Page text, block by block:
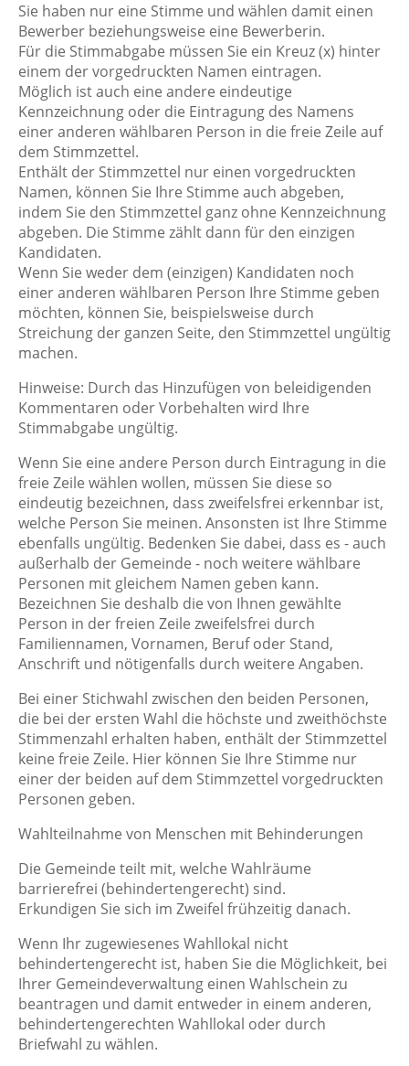
Sie haben nur eine Stimme und wählen damit einen
Bewerber beziehungsweise eine Bewerberin.
Für die Stimmabgabe müssen Sie ein Kreuz (x) hinter
einem der vorgedruckten Namen eintragen.
Möglich ist auch eine andere eindeutige
Kennzeichnung oder die Eintragung des Namens
einer anderen wählbaren Person in die freie Zeile auf
dem Stimmzettel.
Enthält der Stimmzettel nur einen vorgedruckten
Namen, können Sie Ihre Stimme auch abgeben,
indem Sie den Stimmzettel ganz ohne Kennzeichnung
abgeben. Die Stimme zählt dann für den einzigen
Kandidaten.
Wenn Sie weder dem (einzigen) Kandidaten noch
einer anderen wählbaren Person Ihre Stimme geben
möchten, können Sie, beispielsweise durch
Streichung der ganzen Seite, den Stimmzettel ungültig
machen.
Hinweise: Durch das Hinzufügen von beleidigenden
Kommentaren oder Vorbehalten wird Ihre
Stimmabgabe ungültig.
Wenn Sie eine andere Person durch Eintragung in die
freie Zeile wählen wollen, müssen Sie diese so
eindeutig bezeichnen, dass zweifelsfrei erkennbar ist,
welche Person Sie meinen. Ansonsten ist Ihre Stimme
ebenfalls ungültig. Bedenken Sie dabei, dass es - auch
außerhalb der Gemeinde - noch weitere wählbare
Personen mit gleichem Namen geben kann.
Bezeichnen Sie deshalb die von Ihnen gewählte
Person in der freien Zeile zweifelsfrei durch
Familiennamen, Vornamen, Beruf oder Stand,
Anschrift und nötigenfalls durch weitere Angaben.
Bei einer Stichwahl zwischen den beiden Personen,
die bei der ersten Wahl die höchste und zweithöchste
Stimmenzahl erhalten haben, enthält der Stimmzettel
keine freie Zeile. Hier können Sie Ihre Stimme nur
einer der beiden auf dem Stimmzettel vorgedruckten
Personen geben.
Wahlteilnahme von Menschen mit Behinderungen
Die Gemeinde teilt mit, welche Wahlräume
barrierefrei (behindertengerecht) sind.
Erkundigen Sie sich im Zweifel frühzeitig danach.
Wenn Ihr zugewiesenes Wahllokal nicht
behindertengerecht ist, haben Sie die Möglichkeit, bei
Ihrer Gemeindeverwaltung einen Wahlschein zu
beantragen und damit entweder in einem anderen,
behindertengerechten Wahllokal oder durch
Briefwahl zu wählen.